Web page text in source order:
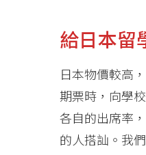
給日本留
日本物價較高
期票時，向學
各自的出席率
的人搭訕。我